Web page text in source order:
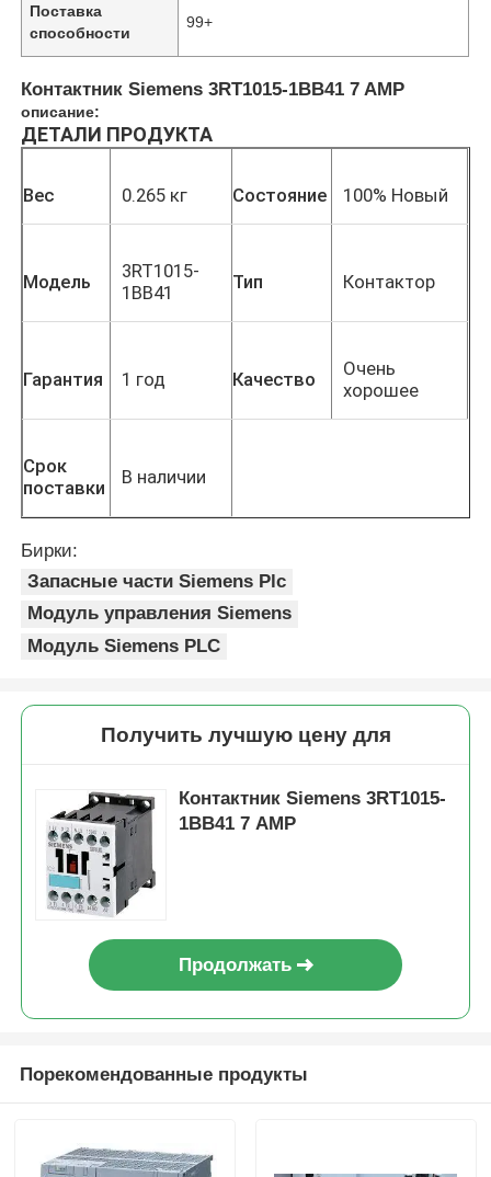
О нас
Поставка
способности
99+
Контактник Siemens 3RT1015-1BB41 7 AMP
описание:
ДЕТАЛИ ПРОДУКТА
Вес 0.265 кг Состояние 100% Новый
Модель
3RT1015-
1BB41
Тип Контактор
Гарантия 1 год Качество
Очень
хорошее
Срок
поставки
В наличии
Бирки:
Запасные части Siemens Plc
Модуль управления Siemens
Модуль Siemens PLC
Получить лучшую цену для
Контактник Siemens 3RT1015-
1BB41 7 AMP
Продолжать
Порекомендованные продукты